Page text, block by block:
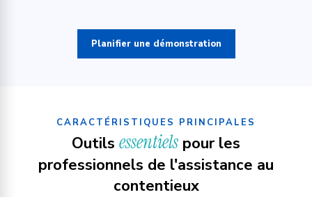
Planifier une démonstration
CARACTÉRISTIQUES PRINCIPALES
Outils essentiels pour les
professionnels de l'assistance au
contentieux